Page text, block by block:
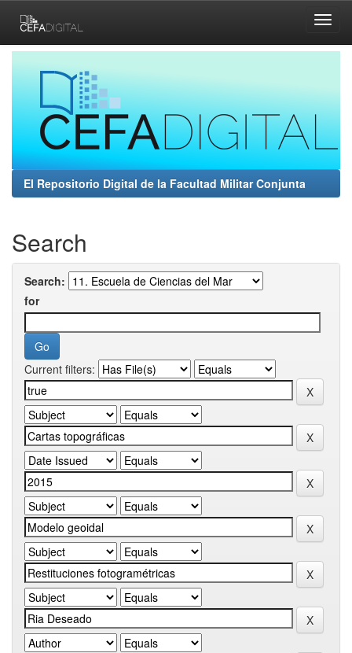
navigation
El Repositorio Digital de la Facultad Militar Conjunta
Search
Search:
for
Current filters: